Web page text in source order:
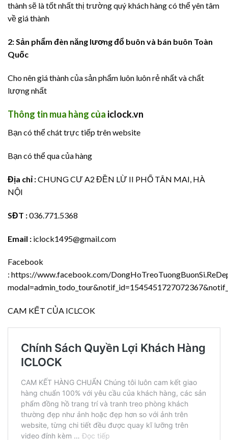
thành sẽ là tốt nhất thị trường quý khách hàng có thể yên tâm
về giá thành
2: Sản phẩm đèn năng lương đổ buôn và bán buôn Toàn
Quốc
Cho nên giá thành của sản phẩm luôn luôn rẻ nhất và chất
lượng nhất
Thông tin mua hàng của iclock.vn
Bạn có thể chát trực tiếp trên website
Bạn có thể qua của hàng
Địa chỉ :CHUNG CƯ A2 ĐỀN LỪ II PHỐ TÂN MAI, HÀ
NỘI
SĐT :036.771.5368
Email : iclock1495@gmail.com
Facebook
: https://www.facebook.com/
CAM KẾT CỦA ICLCOK